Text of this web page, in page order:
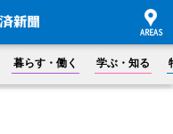
暮らす・働く 学ぶ・知る